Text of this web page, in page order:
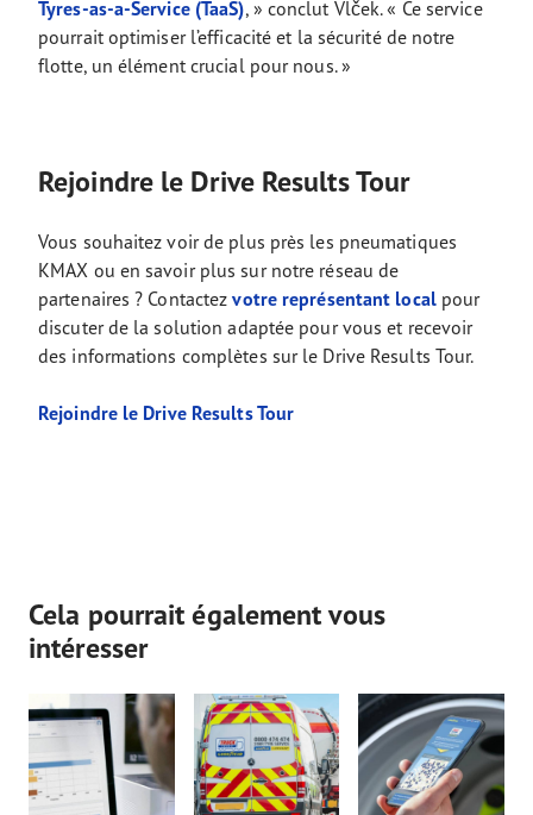
Tyres-as-a-Service (TaaS), » conclut Vlček. « Ce service
pourrait optimiser l’efficacité et la sécurité de notre
flotte, un élément crucial pour nous. »
Rejoindre le Drive Results Tour
Vous souhaitez voir de plus près les pneumatiques
KMAX ou en savoir plus sur notre réseau de
partenaires ? Contactez votre représentant localpour
discuter de la solution adaptée pour vous et recevoir
des informations complètes sur le Drive Results Tour.
Rejoindre le Drive Results Tour
Cela pourrait également vous
intéresser